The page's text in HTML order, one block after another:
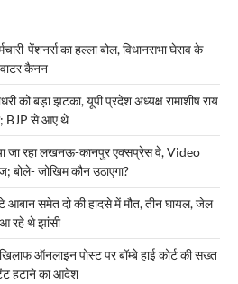
पेंशनर्स का हल्ला बोल, विधानसभा घेराव के
कैनन
को बड़ा झटका, यूपी प्रदेश अध्यक्ष रामाशीष राय
BJP से आए थे
जा रहा लखनऊ-कानपुर एक्सप्रेस वे, Video
जोखिम कौन उठाएगा?
समेत दो की हादसे में मौत, तीन घायल, जेल
रहे थे झांसी
ऑनलाइन पोस्ट पर बॉम्बे हाई कोर्ट की सख्त
हटाने का आदेश